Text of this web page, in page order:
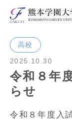
ホーム>
高校
2025.10.30
令和８年
らせ
令和８年度入